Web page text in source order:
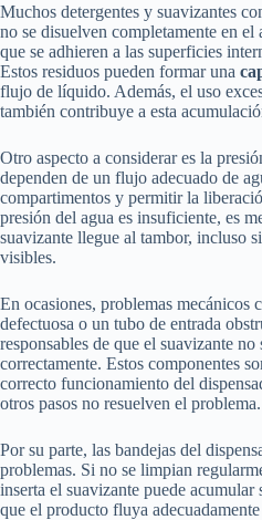
Muchos detergentes y suavizantes
no se disuelven completamente en el
que se adhieren a las superficies
Estos residuos pueden formar una
flujo de líquido. Además, el uso
también contribuye a esta
Otro aspecto a considerar es la
dependen de un flujo adecuado de
compartimentos y permitir la
presión del agua es insuficiente, es
suavizante llegue al tambor, incluso
visibles.
En ocasiones, problemas mecánicos
defectuosa o un tubo de entrada
responsables de que el suavizante no
correctamente. Estos componentes
correcto funcionamiento del
otros pasos no resuelven el problema.
Por su parte, las bandejas del
problemas. Si no se limpian
inserta el suavizante puede
que el producto fluya